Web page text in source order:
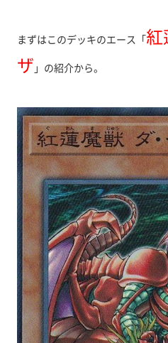
まずはこのデッキのエース「
ザ 」の紹介から。